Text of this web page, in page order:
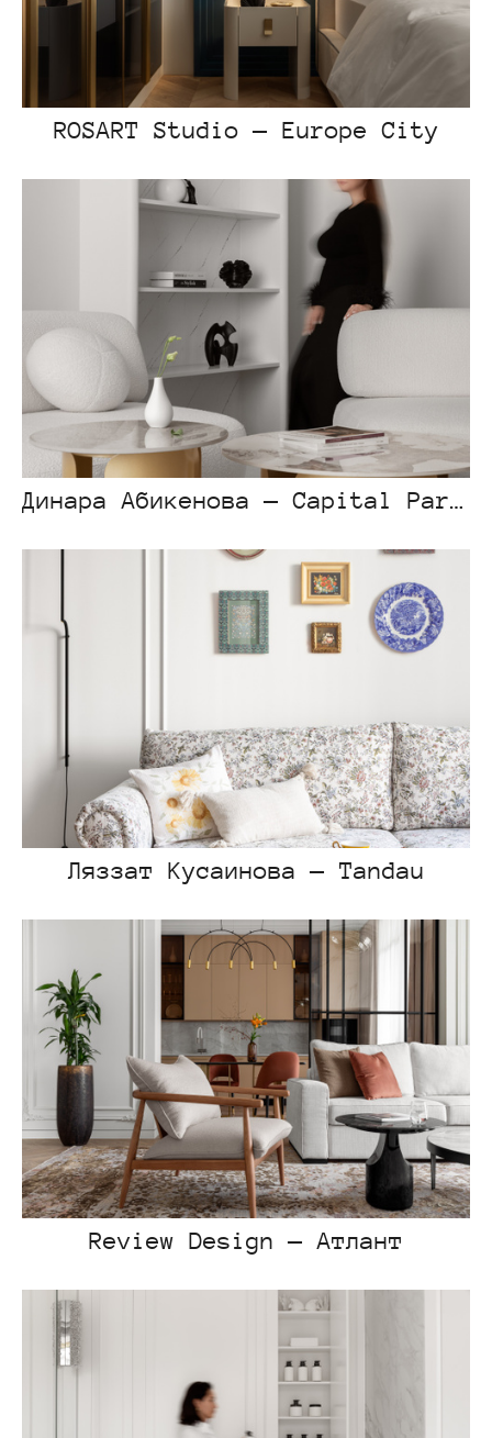
ROSART Studio — Europe City
Динара Абикенова — Capital Park Light
Ляззат Кусаинова — Tandau
Review Design — Атлант